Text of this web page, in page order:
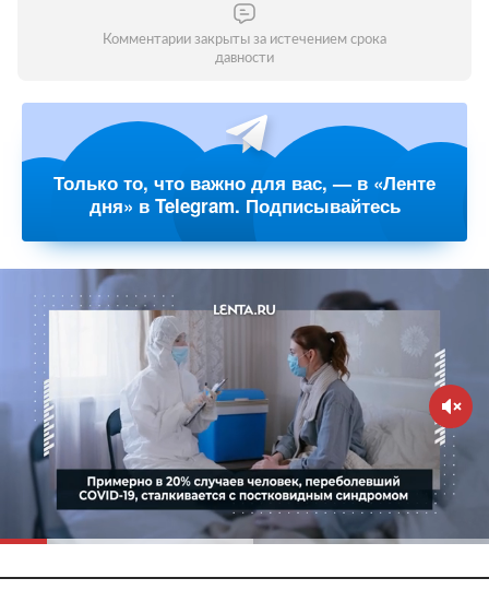
Комментарии закрыты за истечением срока
давности
Только то, что важно для вас, — в «Ленте
дня» в Telegram. Подписывайтесь